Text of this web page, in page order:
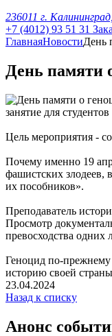
236011 г.
+7 (4012) 93 51 31
ГлавнаяНовостиДень
День памяти
занятие для
Цель мероприятия -
Почему именно 19
фашистских злодеев,
их пособников».
Преподаватель
Просмотр
превосходства одних
Геноцид по-прежнему
историю своей
23.04.2024
Назад к списку
Анонс